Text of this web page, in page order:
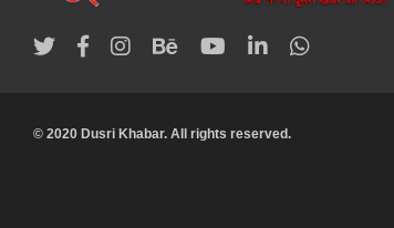
© 2020 Dusri Khabar. All rights reserved.